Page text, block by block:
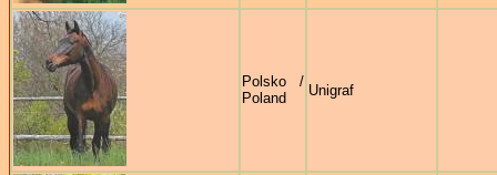
Polsko /
Poland
Unigraf